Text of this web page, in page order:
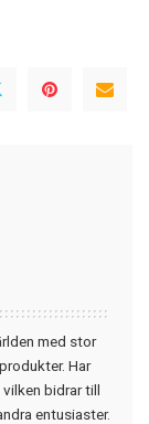
med stor
Har
bidrar till
entusiaster.